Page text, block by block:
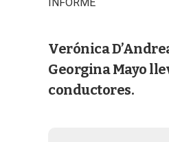
Verónica
Georgina Mayo
conductores.